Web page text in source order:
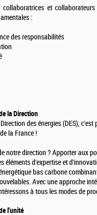
et
:
des responsabilités
la Direction
des énergies (DES),
la France !
notre direction ? Apporter aux
éléments d'expertise et
bas carbone
Avec une approche
à tous les modes de
l'unité